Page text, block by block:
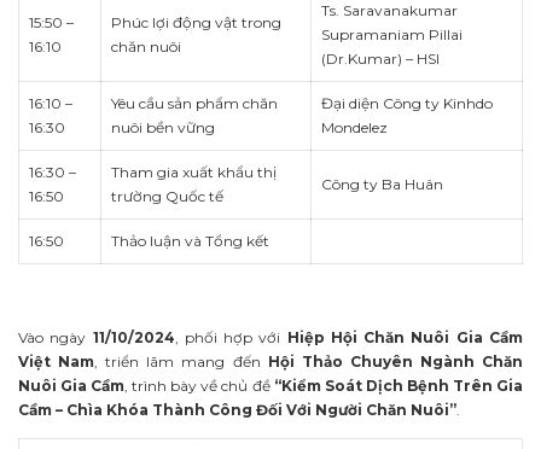
15:50 –
16:10
Phúc lợi động vật trong
chăn nuôi
Ts. Saravanakumar
Supramaniam Pillai
(Dr.Kumar) – HSI
16:10 –
16:30
Yêu cầu sản phẩm chăn
nuôi bền vững
Đại diện Công ty Kinhdo
Mondelez
16:30 –
16:50
Tham gia xuất khẩu thị
trường Quốc tế
Công ty Ba Huân
16:50 Thảo luận và Tổng kết
Vào ngày 11/10/2024, phối hợp với Hiệp Hội Chăn Nuôi Gia Cầm
Việt Nam, triển lãm mang đến Hội Thảo Chuyên Ngành Chăn
Nuôi Gia Cầm, trình bày về chủ đề “Kiểm Soát Dịch Bệnh Trên Gia
Cầm – Chìa Khóa Thành Công Đối Với Người Chăn Nuôi”.